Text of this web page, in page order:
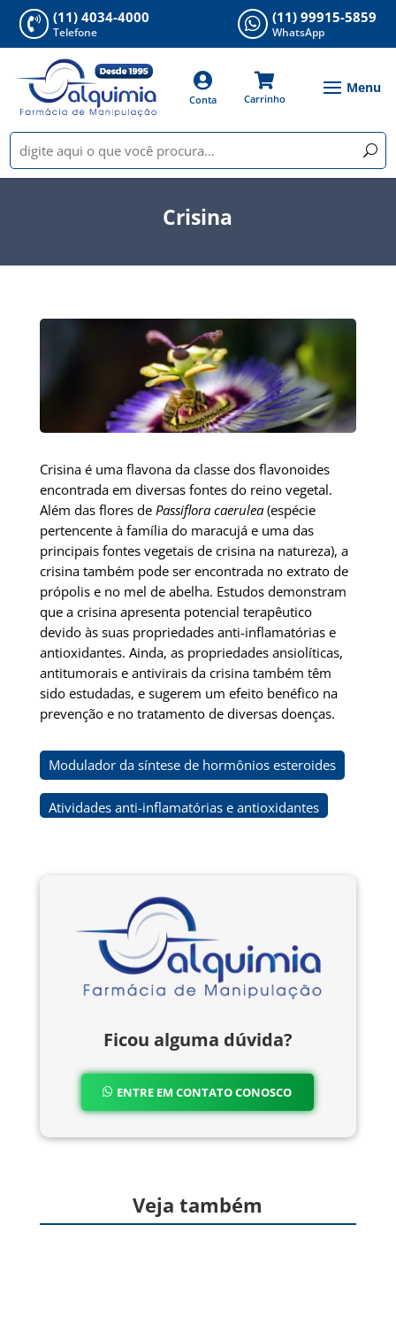
 (11) 4034-4000
Telefone  (11) 99915-5859
WhatsApp

Conta

Carrinho
Crisina
Crisina é uma flavona da classe dos flavonoides
encontrada em diversas fontes do reino vegetal.
Além das flores de Passiflora caerulea(espécie
pertencente à família do maracujá e uma das
principais fontes vegetais de crisina na natureza), a
crisina também pode ser encontrada no extrato de
própolis e no mel de abelha. Estudos demonstram
que a crisina apresenta potencial terapêutico
devido às suas propriedades anti-inflamatórias e
antioxidantes. Ainda, as propriedades ansiolíticas,
antitumorais e antivirais da crisina também têm
sido estudadas, e sugerem um efeito benéfico na
prevenção e no tratamento de diversas doenças.
Modulador da síntese de hormônios esteroides
Atividades anti-inflamatórias e antioxidantes
Ficou alguma dúvida?
ENTRE EM CONTATO CONOSCO
Veja também